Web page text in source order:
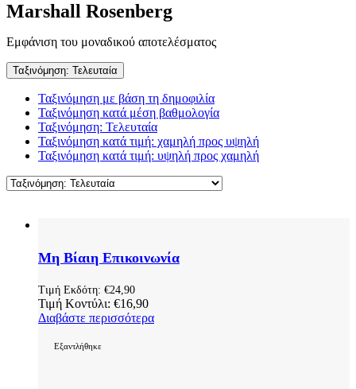
Marshall Rosenberg
Εμφάνιση του μοναδικού αποτελέσματος
Ταξινόμηση: Τελευταία
Ταξινόμηση με βάση τη δημοφιλία
Ταξινόμηση κατά μέση βαθμολογία
Ταξινόμηση: Τελευταία
Ταξινόμηση κατά τιμή: χαμηλή προς υψηλή
Ταξινόμηση κατά τιμή: υψηλή προς χαμηλή
Μη Βίαιη Επικοινωνία
Τιμή Εκδότη: €24,90
Τιμή Κοντύλι: €16,90
Διαβάστε περισσότερα
Εξαντλήθηκε